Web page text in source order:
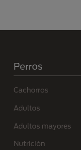
Perros
Cachorros
Adultos
Adultos mayores
Nutrición